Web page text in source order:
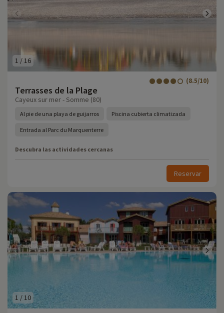
1 /16
Terrasses de la Plage
(8.5/10)
Cayeux sur mer - Somme (80)
Al pie de una playa de guijarros Piscina cubierta climatizada
Entrada al Parc du Marquenterre
Descubra las actividades cercanas
Reservar
1 /10